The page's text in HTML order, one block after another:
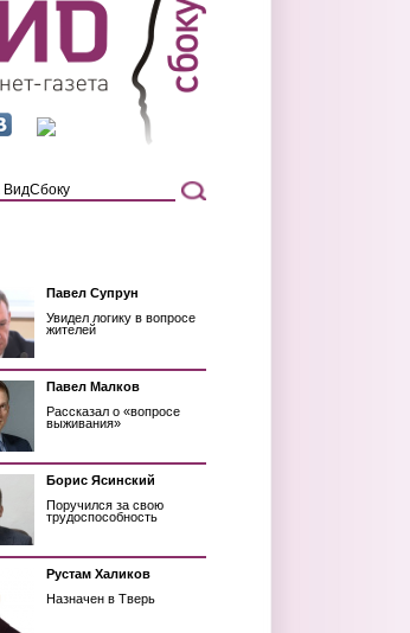
Павел Супрун
Увидел логику в вопросе
жителей
Павел Малков
Рассказал о «вопросе
выживания»
Борис Ясинский
Поручился за свою
трудоспособность
Рустам Халиков
Назначен в Тверь